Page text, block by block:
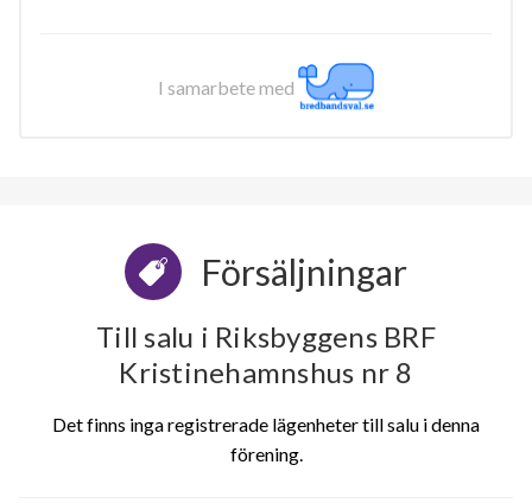
I samarbete med
Försäljningar
Till salu i Riksbyggens BRF
Kristinehamnshus nr 8
Det finns inga registrerade lägenheter till salu i denna
förening.